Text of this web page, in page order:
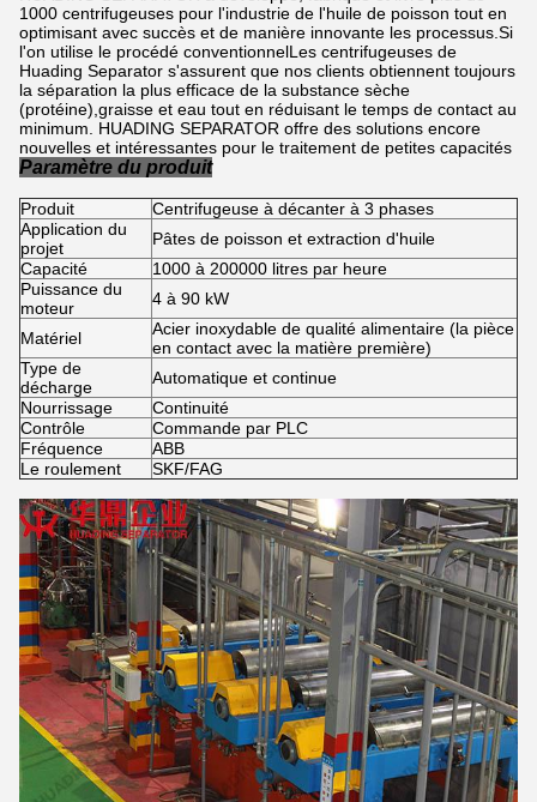
1000 centrifugeuses pour l'industrie de l'huile de poisson tout en
optimisant avec succès et de manière innovante les processus.Si
l'on utilise le procédé conventionnelLes centrifugeuses de
Huading Separator s'assurent que nos clients obtiennent toujours
la séparation la plus efficace de la substance sèche
(protéine),graisse et eau tout en réduisant le temps de contact au
minimum. HUADING SEPARATOR offre des solutions encore
nouvelles et intéressantes pour le traitement de petites capacités
Paramètre du produit
Produit
Centrifugeuse à décanter à 3 phases
Application du
projet
Pâtes de poisson et extraction d'huile
Capacité
1000 à 200000 litres par heure
Puissance du
moteur
4 à 90 kW
Matériel
Acier inoxydable de qualité alimentaire (la pièce
en contact avec la matière première)
Type de
décharge
Automatique et continue
Nourrissage
Continuité
Contrôle
Commande par PLC
Fréquence
ABB
Le roulement
SKF/FAG